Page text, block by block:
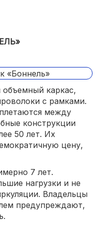
объемный каркас,
с рамками.
между
конструкции
50 лет. Их
цену,
7 лет.
нагрузки и не
Владельцы
предупреждают,